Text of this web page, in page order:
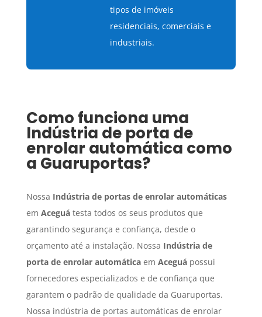
tipos de imóveis
residenciais, comerciais e
industriais.
Como funciona uma
Indústria de porta de
enrolar automática como
a Guaruportas?
Nossa Indústria de portas de enrolar automáticas
em Aceguátesta todos os seus produtos que
garantindo segurança e confiança, desde o
orçamento até a instalação. Nossa Indústria de
porta de enrolar automáticaem Aceguápossui
fornecedores especializados e de confiança que
garantem o padrão de qualidade da Guaruportas.
Nossa indústria de portas automáticas de enrolar